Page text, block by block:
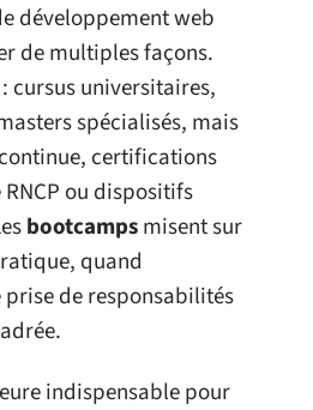
développement web
de multiples façons.
cursus universitaires,
spécialisés, mais
certifications
ou dispositifs
bootcampsmisent sur
quand
prise de responsabilités
indispensable pour